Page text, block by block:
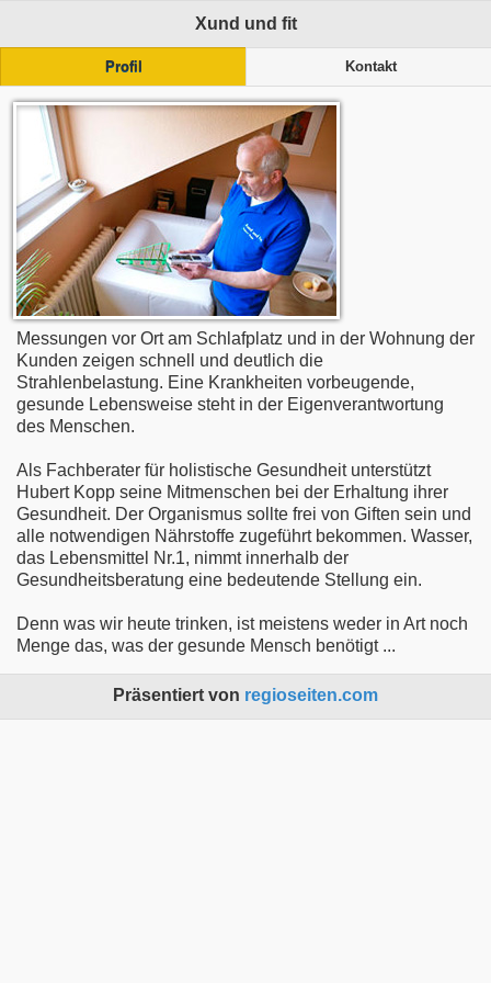
Xund und fit
Profil Kontakt
Messungen vor Ort am Schlafplatz und in der Wohnung der
Kunden zeigen schnell und deutlich die
Strahlenbelastung. Eine Krankheiten vorbeugende,
gesunde Lebensweise steht in der Eigenverantwortung
des Menschen.
Als Fachberater für holistische Gesundheit unterstützt
Hubert Kopp seine Mitmenschen bei der Erhaltung ihrer
Gesundheit. Der Organismus sollte frei von Giften sein und
alle notwendigen Nährstoffe zugeführt bekommen. Wasser,
das Lebensmittel Nr.1, nimmt innerhalb der
Gesundheitsberatung eine bedeutende Stellung ein.
Denn was wir heute trinken, ist meistens weder in Art noch
Menge das, was der gesunde Mensch benötigt ...
Präsentiert von regioseiten.com